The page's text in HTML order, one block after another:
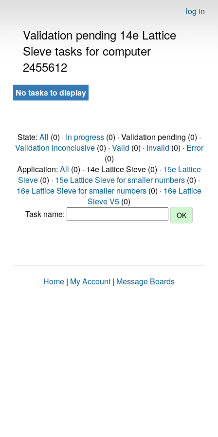
log in
Validation pending 14e Lattice
Sieve tasks for computer
2455612
No tasks to display
State: All (0) · In progress(0) · Validation pending (0) ·
Validation inconclusive(0) · Valid (0) · Invalid (0) · Error
(0)
Application: All (0) · 14e Lattice Sieve (0) · 15e Lattice
Sieve (0) · 15e Lattice Sieve for smaller numbers (0) ·
16e Lattice Sieve for smaller numbers (0) · 16e Lattice
Sieve V5 (0)
Task name:
Home | My Account | Message Boards